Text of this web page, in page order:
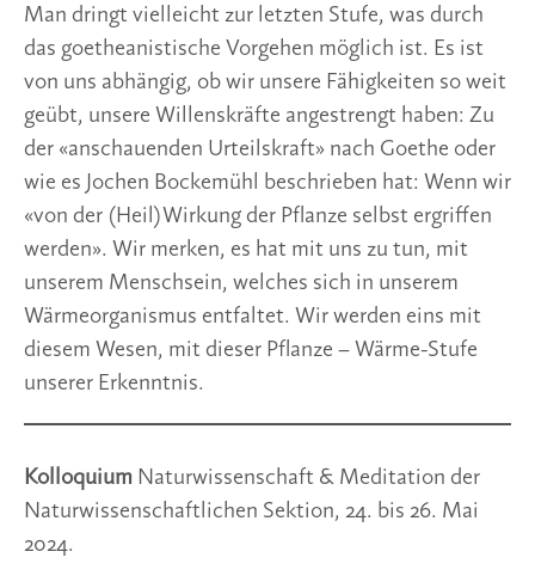
Man dringt vielleicht zur letzten Stufe, was durch
das goetheanistische Vorgehen möglich ist. Es ist
von uns abhängig, ob wir unsere Fähigkeiten so weit
geübt, unsere Willenskräfte angestrengt haben: Zu
der «anschauenden Urteilskraft» nach Goethe oder
wie es Jochen Bockemühl beschrieben hat: Wenn wir
«von der (Heil)Wirkung der Pflanze selbst ergriffen
werden». Wir merken, es hat mit uns zu tun, mit
unserem Menschsein, welches sich in unserem
Wärmeorganismus entfaltet. Wir werden eins mit
diesem Wesen, mit dieser Pflanze – Wärme-Stufe
unserer Erkenntnis.
Kolloquium Naturwissenschaft & Meditation der
Naturwissenschaftlichen Sektion, 24. bis 26. Mai
2024.